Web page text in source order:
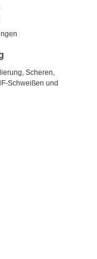
Scheren,
Schweißen und